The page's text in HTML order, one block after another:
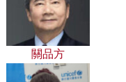
關品方